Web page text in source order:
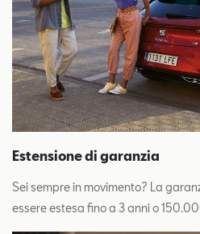
Estensione di garanzia
Sei sempre in movimento? La
essere estesa fino a 3 anni o